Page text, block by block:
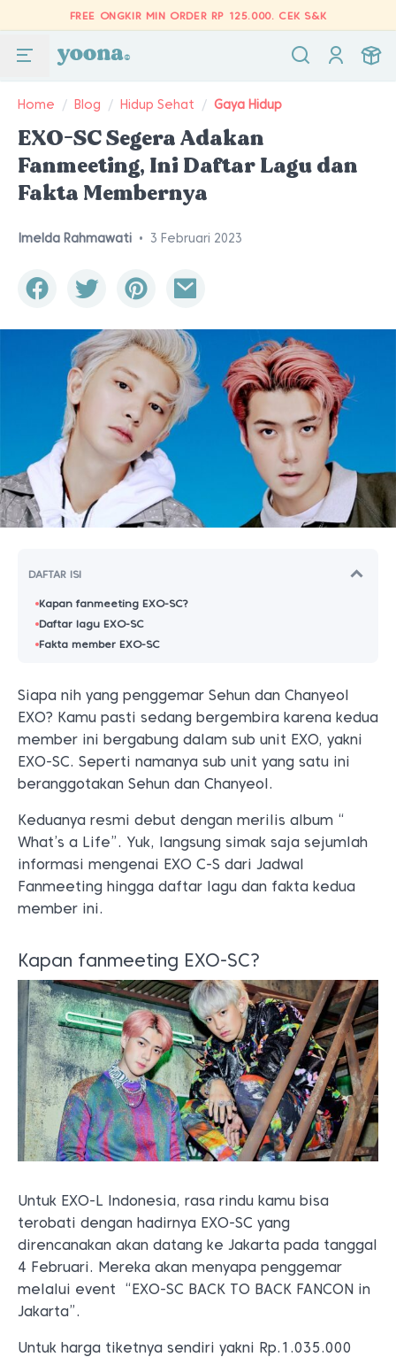
FREE ONGKIR MIN ORDER RP 125.000. CEK S&K
Home / Blog / Hidup Sehat / Gaya Hidup
EXO-SC Segera Adakan
Fanmeeting, Ini Daftar Lagu dan
Fakta Membernya
Imelda Rahmawati • 3 Februari 2023
DAFTAR ISI
Kapan fanmeeting EXO-SC?
Daftar lagu EXO-SC
Fakta member EXO-SC
Siapa nih yang penggemar Sehun dan Chanyeol
EXO? Kamu pasti sedang bergembira karena kedua
member ini bergabung dalam sub unit EXO, yakni
EXO-SC. Seperti namanya sub unit yang satu ini
beranggotakan Sehun dan Chanyeol.
Keduanya resmi debut dengan merilis album “
What’s a Life”. Yuk, langsung simak saja sejumlah
informasi mengenai EXO C-S dari Jadwal
Fanmeeting hingga daftar lagu dan fakta kedua
member ini.
Kapan fanmeeting EXO-SC?
Untuk EXO-L Indonesia, rasa rindu kamu bisa
terobati dengan hadirnya EXO-SC yang
direncanakan akan datang ke Jakarta pada tanggal
4 Februari. Mereka akan menyapa penggemar
melalui event “EXO-SC BACK TO BACK FANCON in
Jakarta”.
Untuk harga tiketnya sendiri yakni Rp.1.035.000